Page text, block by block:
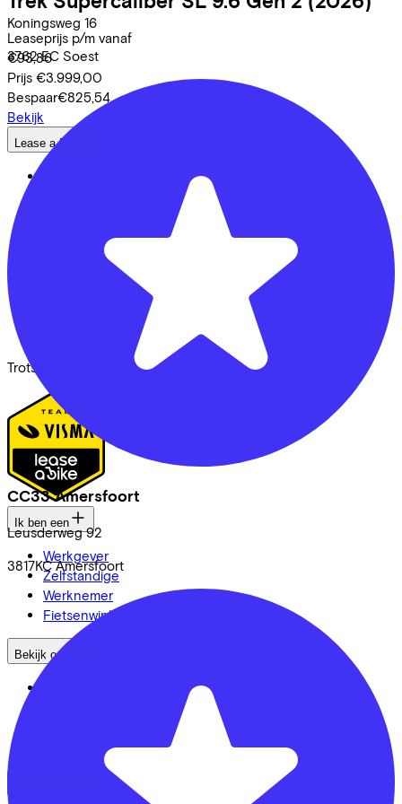
Koningsweg 16
3762 EC Soest
CC33 Amersfoort
Leusderweg 92
3817KC Amersfoort
Leaseprijs p/m vanaf
€93,86
Prijs €3.999,00
Bespaar€825,54
Bekijk
Lease a Bike
Security & Privacy
Trotse partner van
Ik ben een
Werkgever
Zelfstandige
Werknemer
Fietsenwinkel
Bekijk ook
Fiets leasen? Bereken je kosten